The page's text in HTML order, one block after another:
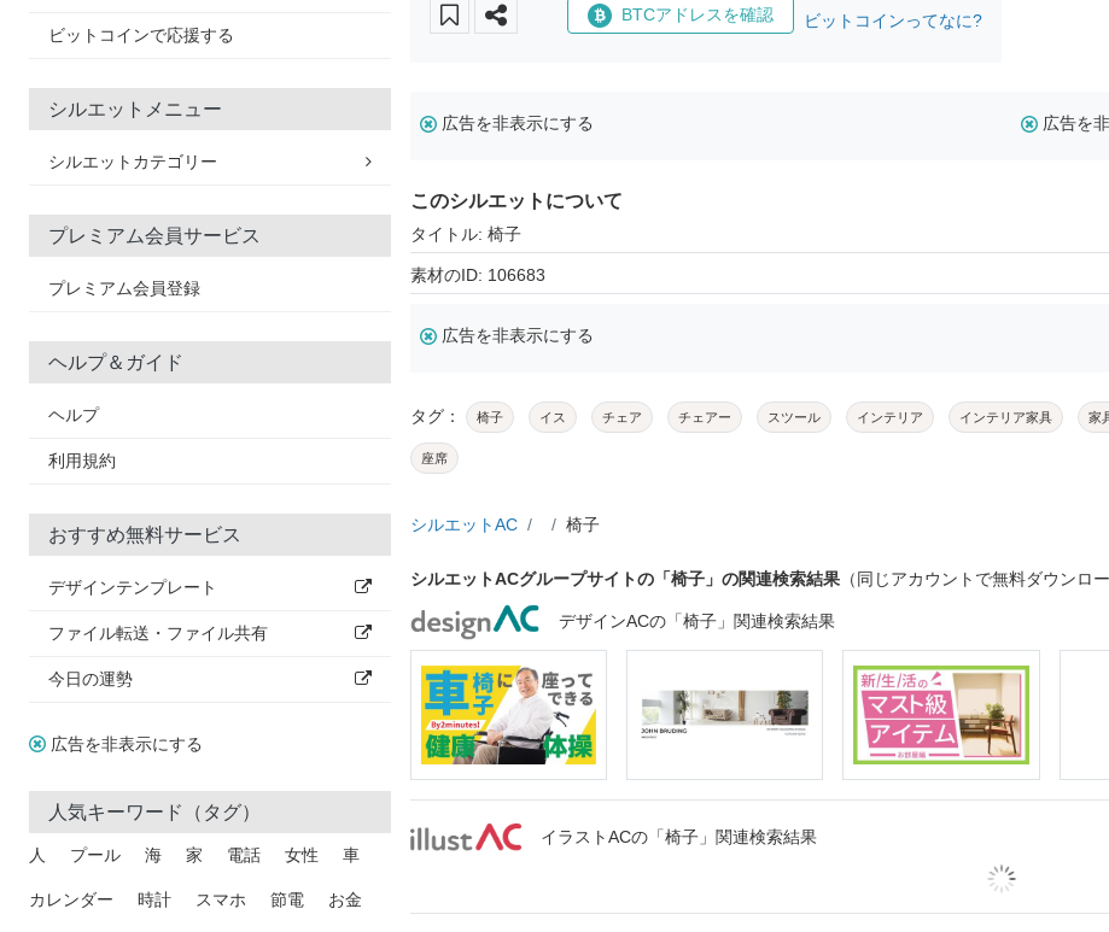
ビットコインで応援する
シルエットメニュー
シルエットカテゴリー
プレミアム会員サービス
プレミアム会員登録
ヘルプ＆ガイド
ヘルプ
利用規約
おすすめ無料サービス
デザインテンプレート
ファイル転送・ファイル共有
今日の運勢
広告を非表示にする
人気キーワード（タグ）
人 プール 海 家 電話 女性 車
カレンダー 時計 スマホ 節電 お金
BTCアドレスを確認 ビットコインってなに?
広告を非表示にする 広告を
このシルエットについて
タイトル: 椅子
素材のID: 106683
広告を非表示にする
タグ： 椅子 イス チェア チェアー スツール インテリア インテリア家具 家
座席
シルエットAC 椅子
シルエットACグループサイトの「椅子」の関連検索結果 （同じアカウントで無料ダウンロ
デザインACの「椅子」関連検索結果
イラストACの「椅子」関連検索結果